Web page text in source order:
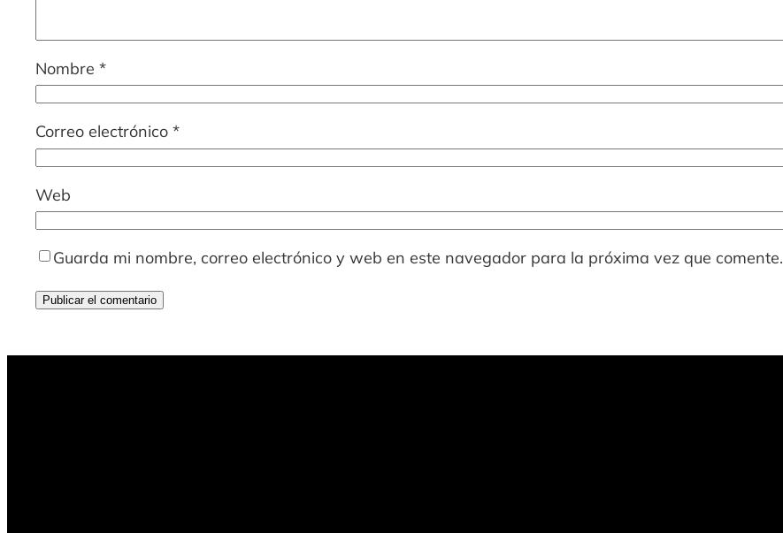
Nombre *
Correo electrónico *
Web
Guarda mi nombre, correo electrónico y web en este navegador para la próxima vez que comente.